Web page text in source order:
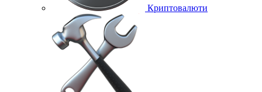
Криптовалюти